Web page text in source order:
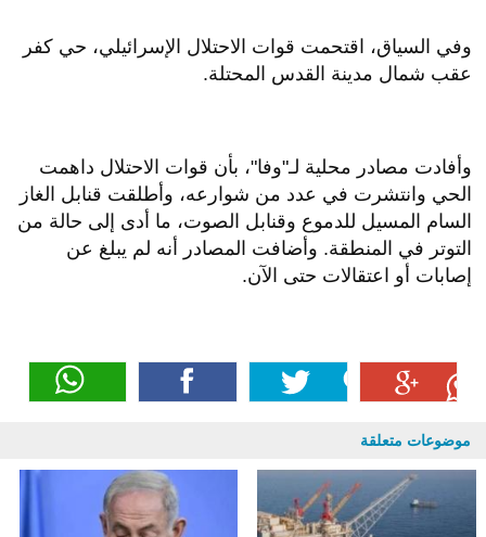
وفي السياق، اقتحمت قوات الاحتلال الإسرائيلي، حي كفر
عقب شمال مدينة القدس المحتلة.
وأفادت مصادر محلية لـ"وفا"، بأن قوات الاحتلال داهمت
الحي وانتشرت في عدد من شوارعه، وأطلقت قنابل الغاز
السام المسيل للدموع وقنابل الصوت، ما أدى إلى حالة من
التوتر في المنطقة. وأضافت المصادر أنه لم يبلغ عن
إصابات أو اعتقالات حتى الآن.
موضوعات متعلقة